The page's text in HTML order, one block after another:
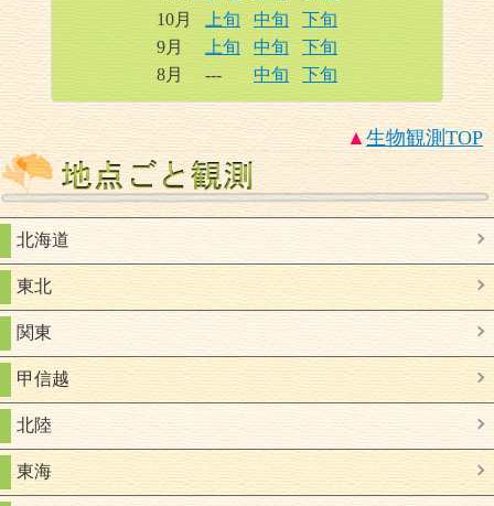
10月
上旬 中旬
下旬
9月
上旬 中旬
下旬
8月
--- 中旬 下旬
▲生物観測TOP
北海道
東北
関東
甲信越
北陸
東海